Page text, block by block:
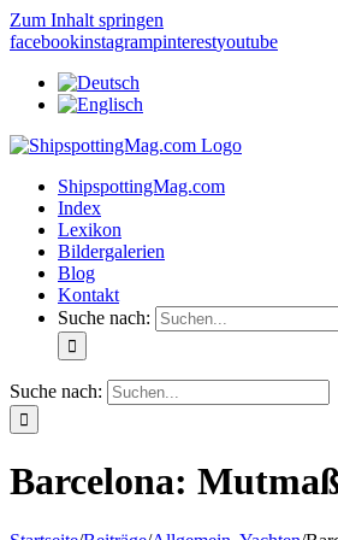
Zum Inhalt springen
facebookinstagrampinterestyoutube
ShipspottingMag.com
Index
Lexikon
Bildergalerien
Blog
Kontakt
Suche nach:
Suche nach:
Barcelona: